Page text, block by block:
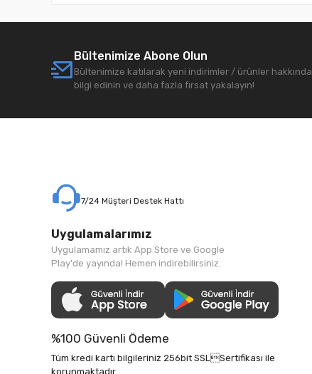
Bültenimize Abone Olun
Bültenimize katılarak yeni indirimler / ürünler hakkında
bilgi edinin ve daha fazla fırsat yakalayın!
7/24 Müşteri Destek Hattı
Uygulamalarımız
Uygulamamız artık App Store ve Google
Play'de yayında! Hemen indirebilirsiniz.
%100 Güvenli Ödeme
Tüm kredi kartı bilgileriniz 256bit SSLSertifikası ile
korunmaktadır.